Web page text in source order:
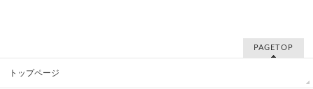
PAGETOP
トップページ